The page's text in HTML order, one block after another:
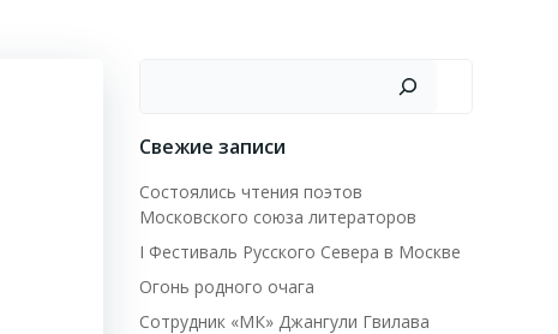
Свежие записи
Состоялись чтения поэтов
Московского союза литераторов
I Фестиваль Русского Севера в Москве
Огонь родного очага
Сотрудник «МК» Джангули Гвилава